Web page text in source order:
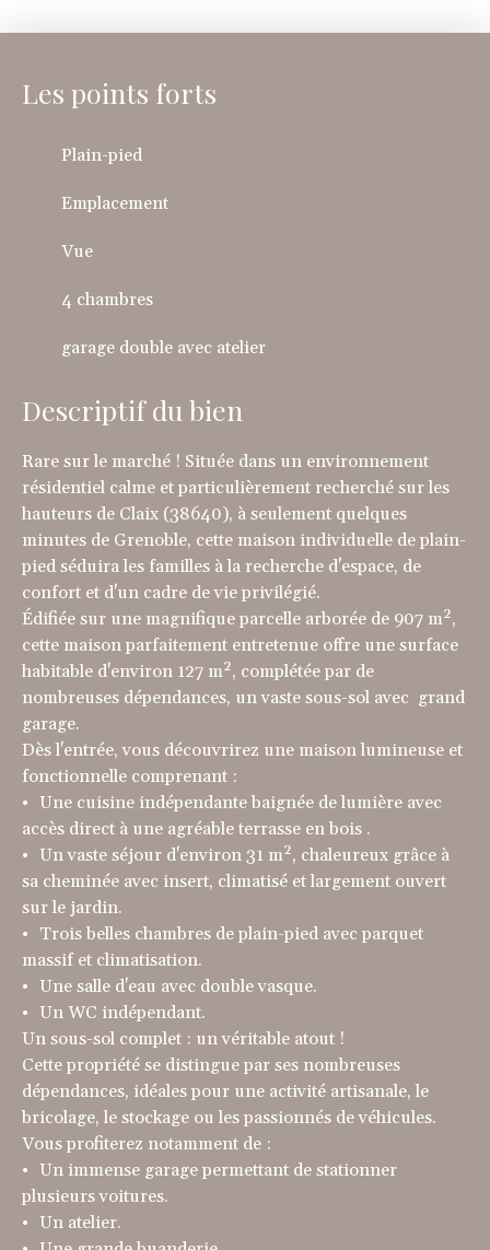
Les points forts
Plain-pied
Emplacement
Vue
4 chambres
garage double avec atelier
Descriptif du bien
Rare sur le marché ! Située dans un environnement
résidentiel calme et particulièrement recherché sur les
hauteurs de Claix (38640), à seulement quelques
minutes de Grenoble, cette maison individuelle de plain-
pied séduira les familles à la recherche d'espace, de
confort et d'un cadre de vie privilégié.
Édifiée sur une magnifique parcelle arborée de 907 m²,
cette maison parfaitement entretenue offre une surface
habitable d'environ 127 m², complétée par de
nombreuses dépendances, un vaste sous-sol avec grand
garage.
Dès l'entrée, vous découvrirez une maison lumineuse et
fonctionnelle comprenant :
Une cuisine indépendante baignée de lumière avec
accès direct à une agréable terrasse en bois .
Un vaste séjour d'environ 31 m², chaleureux grâce à
sa cheminée avec insert, climatisé et largement ouvert
sur le jardin.
Trois belles chambres de plain-pied avec parquet
massif et climatisation.
Une salle d'eau avec double vasque.
Un WC indépendant.
Un sous-sol complet : un véritable atout !
Cette propriété se distingue par ses nombreuses
dépendances, idéales pour une activité artisanale, le
bricolage, le stockage ou les passionnés de véhicules.
Vous profiterez notamment de :
Un immense garage permettant de stationner
plusieurs voitures.
Un atelier.